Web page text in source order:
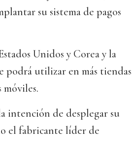
su sistema de pagos
Unidos y Corea y la
podrá utilizar en más tiendas
intención de desplegar su
el fabricante líder de